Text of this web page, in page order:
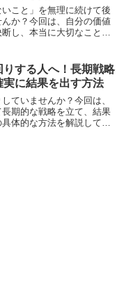
いこと」を無理に続けて後
か？今回は、自分の価値
し、本当に大切なことに
ます。
りする人へ！長期戦略
実に結果を出す方法
ていませんか？今回は、
期的な戦略を立て、結果
体的な方法を解説してい